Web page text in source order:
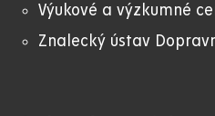
Výukové a výzkumné
Znalecký ústav